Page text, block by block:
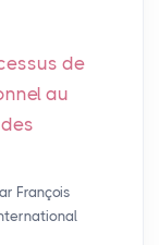
de
au
François